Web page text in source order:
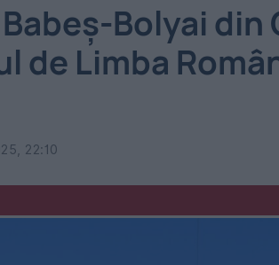
Bolyai
de Limba
22:10